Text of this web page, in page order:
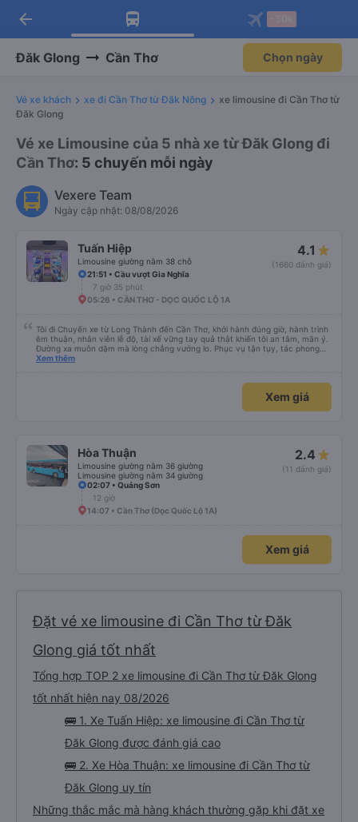
Tải app Vexere ngay!
Nhận ưu đãi thành viên độc
Mở app
Tải app Vexere
-30k/ghế khi đặt vé máy bay qua
Mở app
arrow_back
Đăk Glong Cần Thơ Chọn ngày
Vé xe khách xe đi Cần Thơ từ Đăk Nông
xe limousine đi Cần Thơ từ
Đăk Glong
Vé xe Limousine của 5 nhà xe từ Đăk Glong đi
Cần Thơ: 5 chuyến mỗi ngày
Vexere Team
Ngày cập nhật: 08/08/2026
Tuấn Hiệp
Limousine giường nằm 38 chỗ
4.1
(1660 đánh giá)
21:51 • Cầu vượt Gia Nghĩa
7 giờ 35 phút
05:26 • CẦN THƠ - DỌC QUỐC LỘ 1A
Tôi đi Chuyến xe từ Long Thành đến Cần Thơ, khởi hành đúng giờ, hành trình
êm thuận, nhân viên lễ độ, tài xế vững tay quả thật khiến tôi an tâm, mãn ý.
Đường xa muôn dặm mà lòng chẳng vướng lo. Phục vụ tận tụy, tác phong
nghiêm cẩn, hiếm thấy giữa thời buổi kim tiền vội vã. Xã hội loạn đạo. Xin gửi
Xem thêm
Xem giá
Hòa Thuận
Limousine giường nằm 36 giường
Limousine giường nằm 34 giường
2.4
(11 đánh giá)
02:07 • Quảng Sơn
12 giờ
14:07 • Cần Thơ (Dọc Quốc Lộ 1A)
Xem giá
Đặt vé xe limousine đi Cần Thơ từ Đăk
Glong giá tốt nhất
Tổng hợp TOP 2 xe limousine đi Cần Thơ từ Đăk Glong
tốt nhất hiện nay 08/2026
🚌 1. Xe Tuấn Hiệp: xe limousine đi Cần Thơ từ
Đăk Glong được đánh giá cao
🚌 2. Xe Hòa Thuận: xe limousine đi Cần Thơ từ
Đăk Glong uy tín
Những thắc mắc mà hàng khách thường gặp khi đặt xe